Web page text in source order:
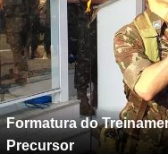
Formatura do
Precursor